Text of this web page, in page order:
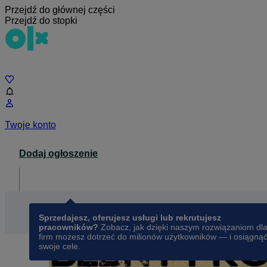
Przejdź do głównej części
Przejdź do stopki
Twoje konto
Dodaj ogłoszenie
Sprzedajesz, oferujesz usługi lub rekrutujesz
pracowników? Zobacz, jak dzięki naszym rozwiązaniom dla
firm możesz dotrzeć do milionów użytkowników — i osiągnąć
swoje cele.